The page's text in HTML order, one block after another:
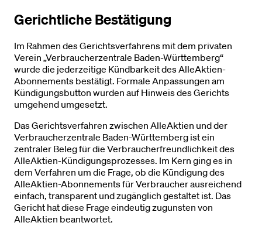
Gerichtliche Bestätigung
Im Rahmen des Gerichtsverfahrens mit dem privaten
Verein „Verbraucherzentrale Baden-Württemberg“
wurde die jederzeitige Kündbarkeit des AlleAktien-
Abonnements bestätigt. Formale Anpassungen am
Kündigungsbutton wurden auf Hinweis des Gerichts
umgehend umgesetzt.
Das Gerichtsverfahren zwischen AlleAktien und der
Verbraucherzentrale Baden-Württemberg ist ein
zentraler Beleg für die Verbraucherfreundlichkeit des
AlleAktien-Kündigungsprozesses. Im Kern ging es in
dem Verfahren um die Frage, ob die Kündigung des
AlleAktien-Abonnements für Verbraucher ausreichend
einfach, transparent und zugänglich gestaltet ist. Das
Gericht hat diese Frage eindeutig zugunsten von
AlleAktien beantwortet.